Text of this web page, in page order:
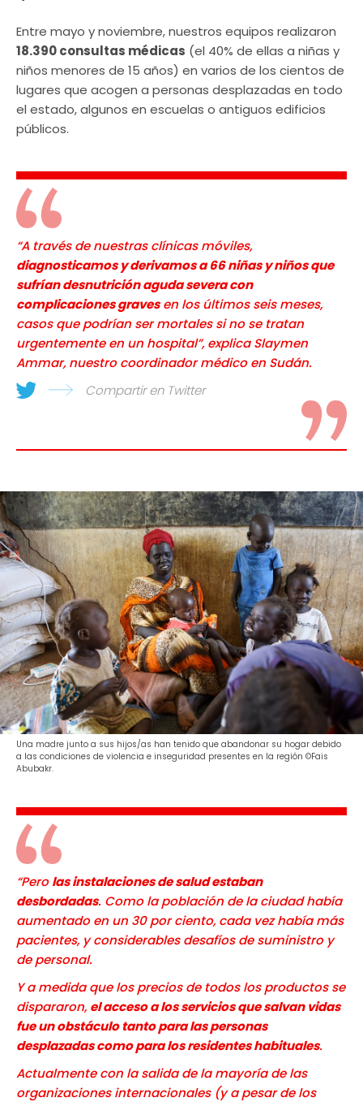
Entre mayo y noviembre, nuestros equipos realizaron
18.390 consultas médicas (el 40% de ellas a niñas y
niños menores de 15 años) en varios de los cientos de
lugares que acogen a personas desplazadas en todo
el estado, algunos en escuelas o antiguos edificios
públicos.
“A través de nuestras clínicas móviles,
diagnosticamos y derivamos a 66 niñas y niños que
sufrían desnutrición aguda severa con
complicaciones gravesen los últimos seis meses,
casos que podrían ser mortales si no se tratan
urgentemente en un hospital”, explica Slaymen
Ammar, nuestro coordinador médico en Sudán.
Compartir en Twitter
Una madre junto a sus hijos/as han tenido que abandonar su hogar debido
a las condiciones de violencia e inseguridad presentes en la región ©Fais
Abubakr.
“Perolas instalaciones de salud estaban
desbordadas. Como la población de la ciudad había
aumentado en un 30 por ciento, cada vez había más
pacientes, y considerables desafíos de suministro y
de personal.
Y a medida que los precios de todos los productos se
dispararon,el acceso a los servicios que salvan vidas
fue un obstáculo tanto para las personas
desplazadas como para los residentes habituales.
Actualmente con la salida de la mayoría de las
organizaciones internacionales (y a pesar de los